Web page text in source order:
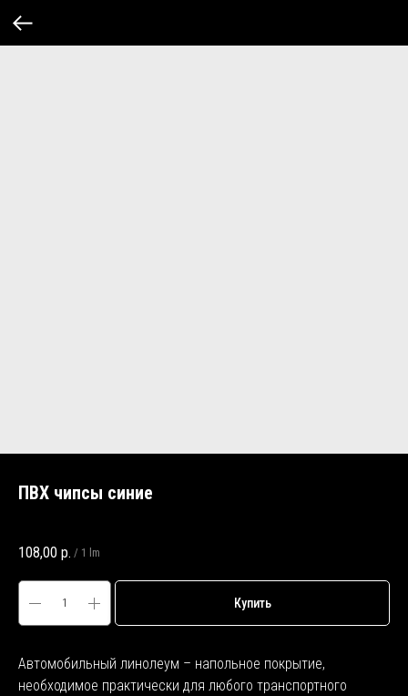
ПВХ чипсы синие
108,00 р. / 1 lm
Купить
Автомобильный линолеум – напольное покрытие,
необходимое практически для любого транспортного